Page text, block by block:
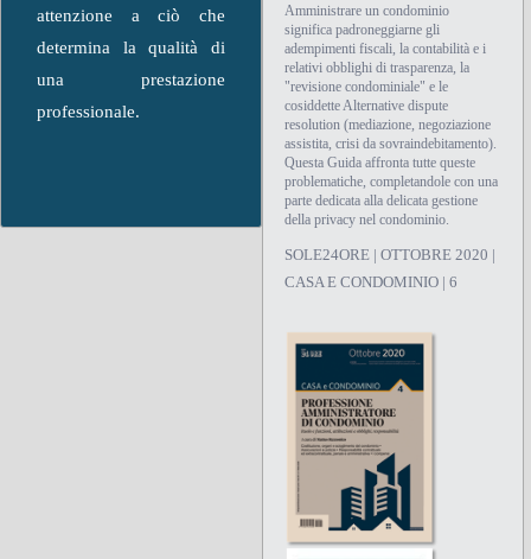
attenzione a ciò che
determina la qualità di
una prestazione
professionale.
Amministrare un condominio
significa padroneggiarne gli
adempimenti fiscali, la contabilità e i
relativi obblighi di trasparenza, la
"revisione condominiale" e le
cosiddette Alternative dispute
resolution (mediazione, negoziazione
assistita, crisi da sovraindebitamento).
Questa Guida affronta tutte queste
problematiche, completandole con una
parte dedicata alla delicata gestione
della privacy nel condominio.
SOLE24ORE | OTTOBRE 2020 |
CASA E CONDOMINIO | 6